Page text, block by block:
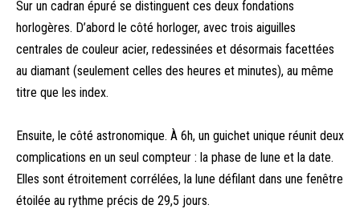
Sur un cadran épuré se distinguent ces deux fondations
horlogères. D’abord le côté horloger, avec trois aiguilles
centrales de couleur acier, redessinées et désormais facettées
au diamant (seulement celles des heures et minutes), au même
titre que les index.
Ensuite, le côté astronomique. À 6h, un guichet unique réunit deux
complications en un seul compteur : la phase de lune et la date.
Elles sont étroitement corrélées, la lune défilant dans une fenêtre
étoilée au rythme précis de 29,5 jours.